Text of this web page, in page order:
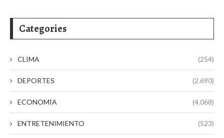
Categories
CLIMA (254)
DEPORTES (2.690)
ECONOMÍA (4.068)
ENTRETENIMIENTO (523)